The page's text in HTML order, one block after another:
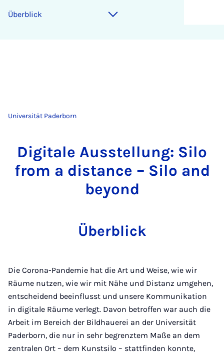
Überblick
Universität Paderborn
Digitale Ausstellung: Silo
from a distance – Silo and
beyond
Überblick
Die Corona-Pandemie hat die Art und Weise, wie wir
Räume nutzen, wie wir mit Nähe und Distanz umgehen,
entscheidend beeinflusst und unsere Kommunikation
in digitale Räume verlegt. Davon betroffen war auch die
Arbeit im Bereich der Bildhauerei an der Universität
Paderborn, die nur in sehr begrenztem Maße an dem
zentralen Ort – dem Kunstsilo – stattfinden konnte,